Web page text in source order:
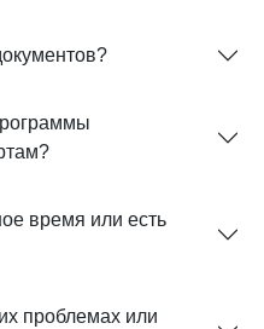
время или есть
проблемах или